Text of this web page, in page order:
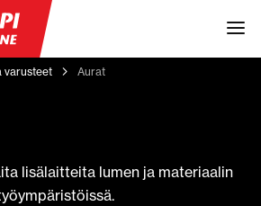
varusteet Aurat
lisälaitteita lumen ja materiaalin